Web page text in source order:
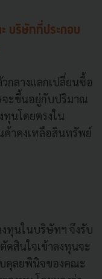
บริษัทที่ประกอบ
กลางแลกเปลี่ยนซื้อ
จะขึ้นอยู่กับปริมาณ
นโดยตรงใน
าคงเหลือสินทรัพย์
ทุนในบริษัทฯ จึงรับ
สินใจเข้าลงทุนจะ
ดุลยพินิจของคณะ